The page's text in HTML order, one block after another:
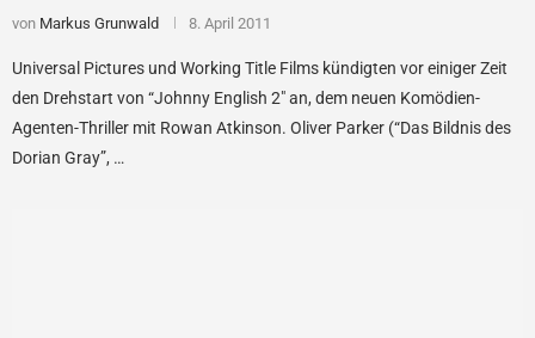
von Markus Grunwald 8. April 2011
Universal Pictures und Working Title Films kündigten vor einiger Zeit
den Drehstart von “Johnny English 2″ an, dem neuen Komödien-
Agenten-Thriller mit Rowan Atkinson. Oliver Parker (“Das Bildnis des
Dorian Gray”, …